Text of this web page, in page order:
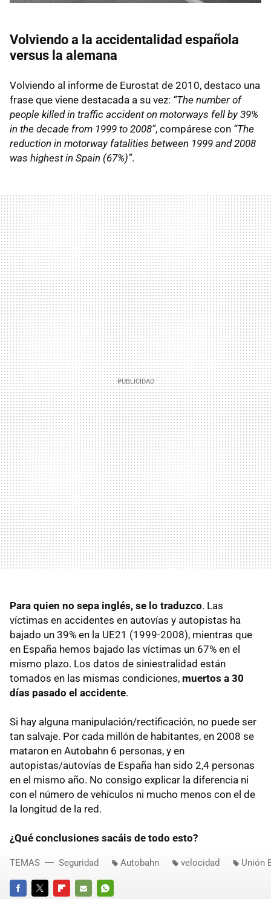
Volviendo a la accidentalidad española
versus la alemana
Volviendo al informe de Eurostat de 2010, destaco una
frase que viene destacada a su vez: “The number of
people killed in traffic accident on motorways fell by 39%
in the decade from 1999 to 2008”, compárese con “The
reduction in motorway fatalities between 1999 and 2008
was highest in Spain (67%)”.
Para quien no sepa inglés, se lo traduzco. Las
víctimas en accidentes en autovías y autopistas ha
bajado un 39% en la UE21 (1999-2008), mientras que
en España hemos bajado las víctimas un 67% en el
mismo plazo. Los datos de siniestralidad están
tomados en las mismas condiciones, muertos a 30
días pasado el accidente.
Si hay alguna manipulación/rectificación, no puede ser
tan salvaje. Por cada millón de habitantes, en 2008 se
mataron en Autobahn 6 personas, y en
autopistas/autovías de España han sido 2,4 personas
en el mismo año. No consigo explicar la diferencia ni
con el número de vehículos ni mucho menos con el de
la longitud de la red.
¿Qué conclusiones sacáis de todo esto?
TEMAS Seguridad Autobahn velocidad Unión